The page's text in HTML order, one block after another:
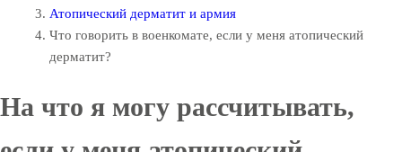
Атопический дерматит и армия
Что говорить в военкомате, если у меня атопический
дерматит?
На что я могу рассчитывать,